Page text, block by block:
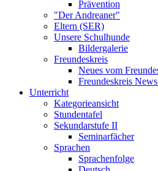
Prävention
"Der Andreaner"
Eltern (SER)
Unsere Schulhunde
Bildergalerie
Freundeskreis
Neues vom
Freundeskreis
Unterricht
Kategorieansicht
Stundentafel
Sekundarstufe II
Seminarfächer
Sprachen
Sprachenfolge